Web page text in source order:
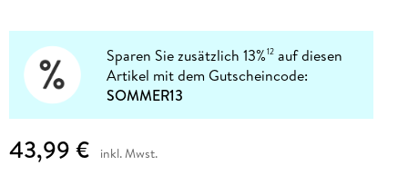
Sparen Sie zusätzlich 13%12 auf diesen
Artikel mit dem Gutscheincode:
SOMMER13
43,99 € inkl. Mwst.